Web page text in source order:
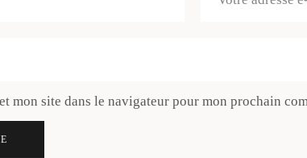
mon site dans le navigateur pour mon prochain